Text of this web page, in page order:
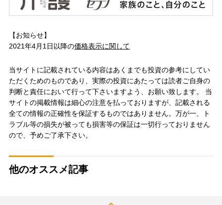
【お知らせ】
2021年4月1日以降の価格表示に関して
当サイトに記載されている内容はあくまでも投資の参考にしてい
ただくためのものであり、実際の投資にあたっては読者ご自身の
判断と責任において行って下さいますよう、お願い致します。 当
サイトの掲載情報は細心の注意を払っておりますが、記載される
全ての情報の正確性を保証するものではありません。万が一、ト
ラブル等の損失が被っても損害等の保証は一切行っておりません
ので、予めご了承下さい。
他のオススメ記事